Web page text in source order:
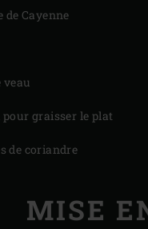
de Cayenne
veau
graisser le plat
de coriandre
MISE